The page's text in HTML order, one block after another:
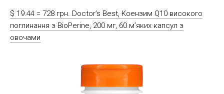
$ 19.44 = 728 грн. Doctor’s Best, Коензим Q10 високого
поглинання з BioPerine, 200 мг, 60 м’яких капсул з
овочами